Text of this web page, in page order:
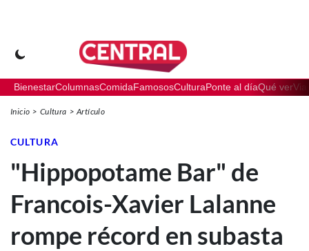
BienestarColumnasComidaFamososCulturaPonte al díaQué ver
Inicio Cultura Artículo
CULTURA
"Hippopotame Bar" de
Francois-Xavier Lalanne
rompe récord en subasta